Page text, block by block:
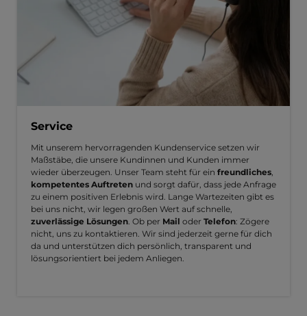
Service
Mit unserem hervorragenden Kundenservice setzen wir
Maßstäbe, die unsere Kundinnen und Kunden immer
wieder überzeugen. Unser Team steht für ein freundliches,
kompetentes Auftreten und sorgt dafür, dass jede Anfrage
zu einem positiven Erlebnis wird. Lange Wartezeiten gibt es
bei uns nicht, wir legen großen Wert auf schnelle,
zuverlässige Lösungen. Ob per Mail oder Telefon: Zögere
nicht, uns zu kontaktieren. Wir sind jederzeit gerne für dich
da und unterstützen dich persönlich, transparent und
lösungsorientiert bei jedem Anliegen.